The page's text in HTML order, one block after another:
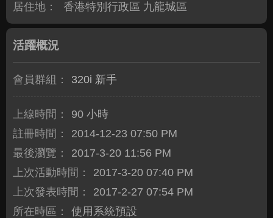
居住地：
香港特別行政區 九龍城區
活躍概況
會員群組： 320i 新手
上線時間：
90 小時
註冊時間：
2014-12-23 07:50 PM
最後瀏覽：
2017-3-20 11:56 PM
上次活動時間：
2017-3-20 07:40 PM
上次發表時間：
2017-2-27 07:54 PM
所在時區：
使用系統預設